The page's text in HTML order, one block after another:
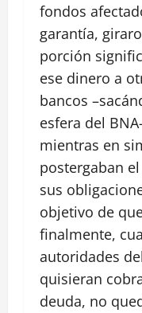
fondos
garantía,
porción
ese dinero a
bancos
esfera del
mientras en
postergaban
sus
objetivo de
finalmente,
autoridades
quisieran
deuda, no